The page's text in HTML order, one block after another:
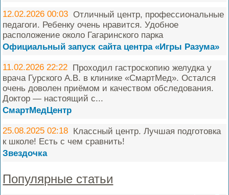
12.02.2026 00:03 Отличный центр, профессиональные
педагоги. Ребенку очень нравится. Удобное
расположение около Гагаринского парка
Официальный запуск сайта центра «Игры Разума»
11.02.2026 22:22 Проходил гастроскопию желудка у
врача Гурского А.В. в клинике «СмартМед». Остался
очень доволен приёмом и качеством обследования.
Доктор — настоящий с...
СмартМедЦентр
25.08.2025 02:18 Классный центр. Лучшая подготовка
к школе! Есть с чем сравнить!
Звездочка
Популярные статьи